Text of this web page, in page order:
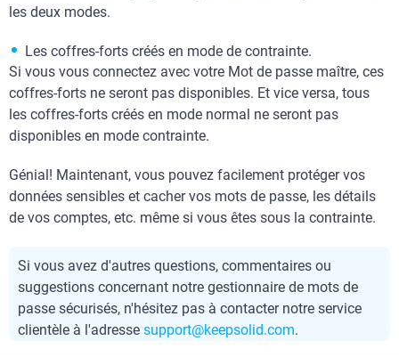
les deux modes.
Les coffres-forts créés en mode de contrainte.
Si vous vous connectez avec votre Mot de passe maître, ces
coffres-forts ne seront pas disponibles. Et vice versa, tous
les coffres-forts créés en mode normal ne seront pas
disponibles en mode contrainte.
Génial! Maintenant, vous pouvez facilement protéger vos
données sensibles et cacher vos mots de passe, les détails
de vos comptes, etc. même si vous êtes sous la contrainte.
Si vous avez d'autres questions, commentaires ou
suggestions concernant notre gestionnaire de mots de
passe sécurisés, n'hésitez pas à contacter notre service
clientèle à l'adresse support@keepsolid.com.